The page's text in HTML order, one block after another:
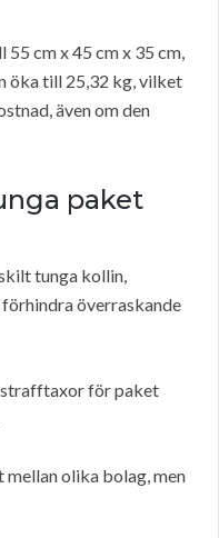
cm x 45 cm x 35 cm,
öka till 25,32 kg, vilket
även om den
paket
tunga kollin,
överraskande
för paket
mellan olika bolag, men